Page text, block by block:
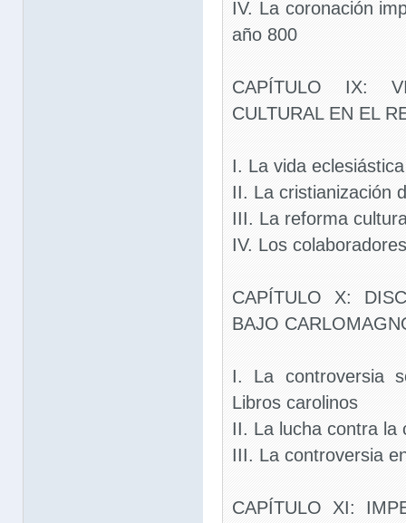
IV. La coronación
año 800
CAPÍTULO IX:
CULTURAL EN EL
I. La vida eclesiástica
II. La cristianización
III. La reforma
IV. Los
CAPÍTULO X:
BAJO
I. La controversia
Libros carolinos
II. La lucha contra la
III. La controversia
CAPÍTULO XI: